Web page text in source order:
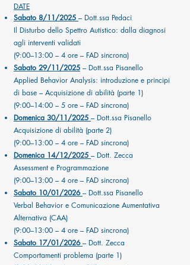
DATE
Sabato 8/11/2025 – Dott.ssa Pedaci
Il Disturbo dello Spettro Autistico: dalla diagnosi
agli interventi validati
(9:00–13:00 – 4 ore – FAD sincrona)
Sabato 29/11/2025 – Dott.ssa Pisanello
Applied Behavior Analysis: introduzione e principi
di base – Acquisizione di abilità (parte 1)
(9:00–14:00 – 5 ore – FAD sincrona)
Domenica 30/11/2025 – Dott.ssa Pisanello
Acquisizione di abilità (parte 2)
(9:00–13:00 – 4 ore – FAD sincrona)
Domenica 14/12/2025 – Dott. Zecca
Assessment e Programmazione
(9:00–13:00 – 4 ore – FAD sincrona)
Sabato 10/01/2026– Dott.ssa Pisanello
Verbal Behavior e Comunicazione Aumentativa
Alternativa (CAA)
(9:00–13:00 – 4 ore – FAD sincrona)
Sabato 17/01/2026– Dott. Zecca
Comportamenti problema (parte 1)